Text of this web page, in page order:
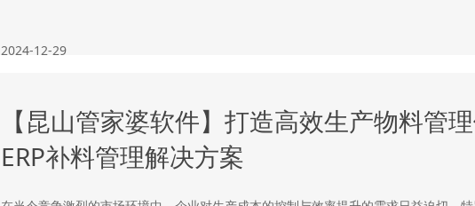
2024-12-29
【昆山管家婆软件】打造高效生产物料管
ERP补料管理解决方案